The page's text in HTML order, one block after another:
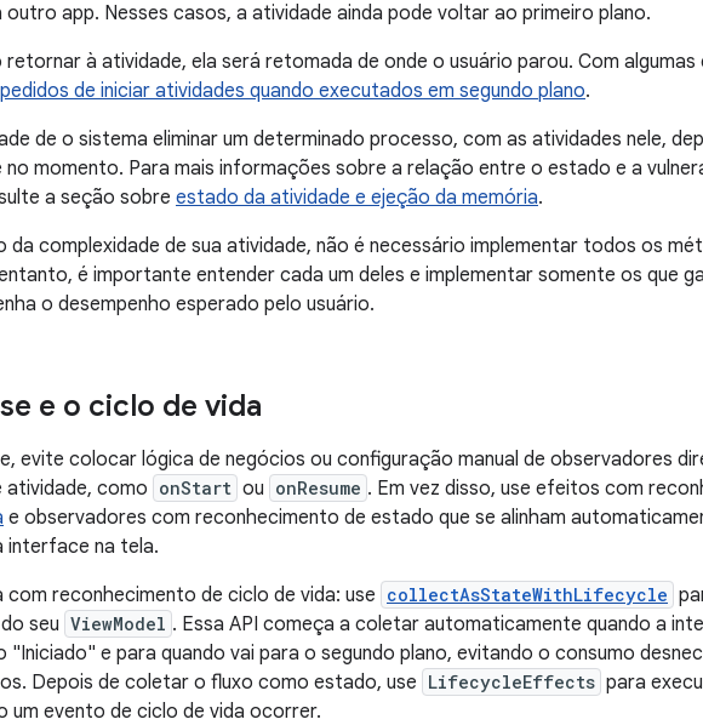
outro app. Nesses casos, a atividade ainda pode voltar ao primeiro plano.
retornar à atividade, ela será retomada de onde o usuário parou. Com
de iniciar atividades quando executados em segundo plano.
de o sistema eliminar um determinado processo, com as atividades nele,
no momento. Para mais informações sobre a relação entre o estado e a
a seção sobre estado da atividade e ejeção da memória.
da complexidade de sua atividade, não é necessário implementar todos os
é importante entender cada um deles e implementar somente os que
o desempenho esperado pelo usuário.
e o ciclo de vida
evite colocar lógica de negócios ou configuração manual de observadores
atividade, como onStart ou onResume . Em vez disso, use efeitos com
e observadores com reconhecimento de estado que se alinham
interface na tela.
com reconhecimento de ciclo de vida: use collectAsStateWithLifecycle
seu ViewModel . Essa API começa a coletar automaticamente quando a
"Iniciado" e para quando vai para o segundo plano, evitando o consumo
Depois de coletar o fluxo como estado, use LifecycleEffects para
um evento de ciclo de vida ocorrer.